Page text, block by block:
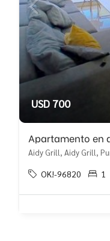
USD 700
Aidy Grill, Aidy Grill,
OK!-96820 1